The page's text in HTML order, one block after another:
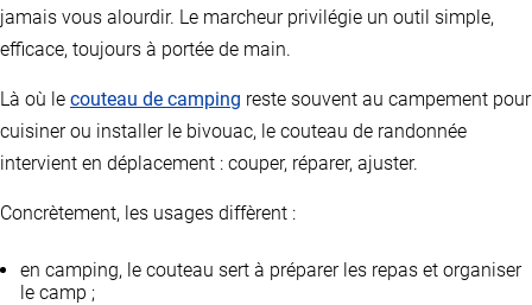
jamais vous alourdir. Le marcheur privilégie un outil simple,
efficace, toujours à portée de main.
Là où le couteau de camping reste souvent au campement pour
cuisiner ou installer le bivouac, le couteau de randonnée
intervient en déplacement : couper, réparer, ajuster.
Concrètement, les usages diffèrent :
en camping, le couteau sert à préparer les repas et organiser
le camp ;